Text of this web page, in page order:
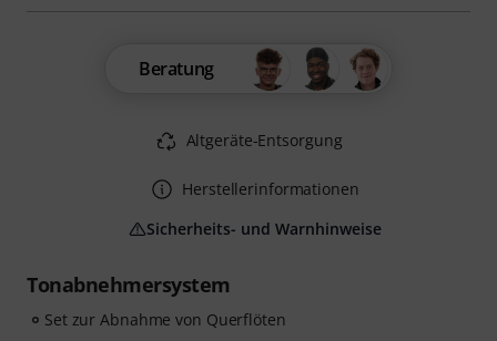
Tonabnehmersystem
Set zur Abnahme von Querflöten
Beratung
Altgeräte-Entsorgung
Herstellerinformationen
Sicherheits- und Warnhinweise